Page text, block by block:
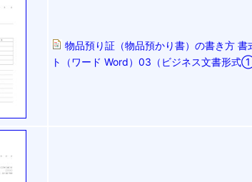
物品預り証（物品預かり書）の書き方
ト（ワード Word）03（ビジネス文書形式①